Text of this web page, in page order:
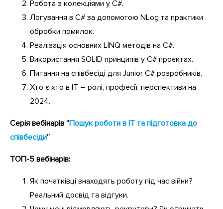
Робота з колекціями у C#.
Логування в C# за допомогою NLog та практики
обробки помилок.
Реалізація основних LINQ методів на C#.
Використання SOLID принципів у C# проєктах.
Питання на співбесіді для Junior С# розробників.
Хто є хто в IT – ролі, професії, перспективи на
2024.
Серія вебінарів “Пошук роботи в ІТ та підготовка до
співбесіди”
ТОП-5 вебінарів:
Як початківці знаходять роботу під час війни?
Реальний досвід та відгуки.